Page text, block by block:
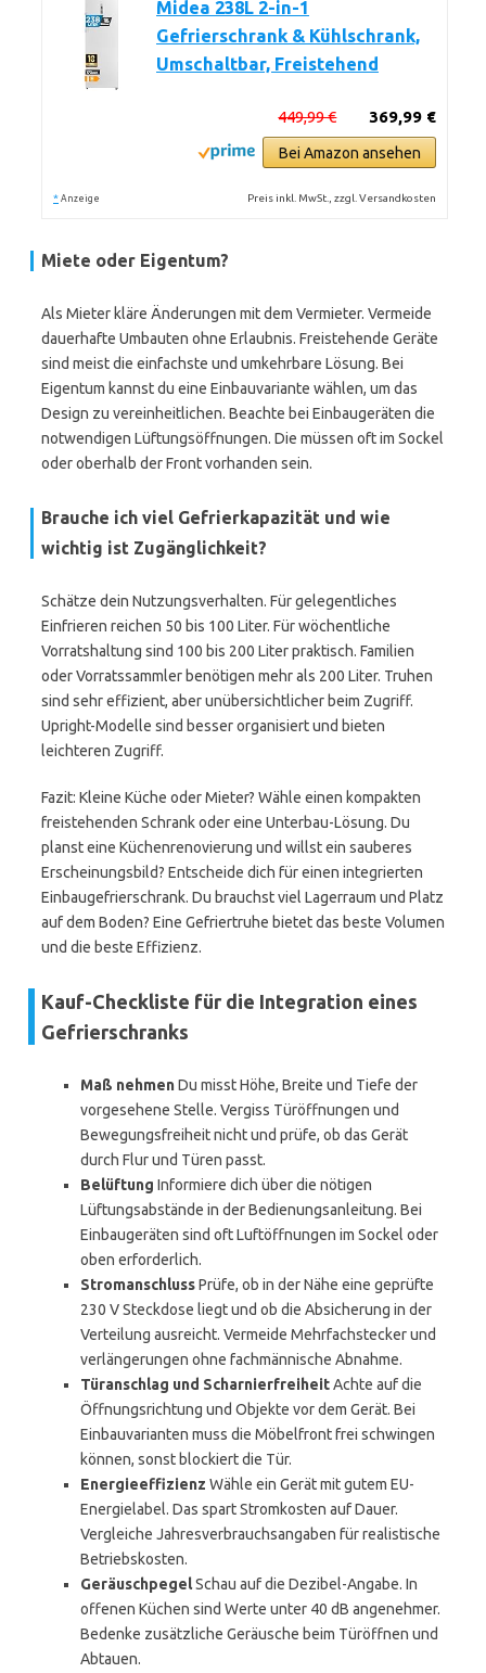
Midea 238L 2-in-1
Gefrierschrank & Kühlschrank,
Umschaltbar, Freistehend
369,99 €
449,99 €
Bei Amazon ansehen
* Anzeige Preis inkl. MwSt., zzgl. Versandkosten
Miete oder Eigentum?
Als Mieter kläre Änderungen mit dem Vermieter. Vermeide
dauerhafte Umbauten ohne Erlaubnis. Freistehende Geräte
sind meist die einfachste und umkehrbare Lösung. Bei
Eigentum kannst du eine Einbauvariante wählen, um das
Design zu vereinheitlichen. Beachte bei Einbaugeräten die
notwendigen Lüftungsöffnungen. Die müssen oft im Sockel
oder oberhalb der Front vorhanden sein.
Brauche ich viel Gefrierkapazität und wie
wichtig ist Zugänglichkeit?
Schätze dein Nutzungsverhalten. Für gelegentliches
Einfrieren reichen 50 bis 100 Liter. Für wöchentliche
Vorratshaltung sind 100 bis 200 Liter praktisch. Familien
oder Vorratssammler benötigen mehr als 200 Liter. Truhen
sind sehr effizient, aber unübersichtlicher beim Zugriff.
Upright-Modelle sind besser organisiert und bieten
leichteren Zugriff.
Fazit: Kleine Küche oder Mieter? Wähle einen kompakten
freistehenden Schrank oder eine Unterbau-Lösung. Du
planst eine Küchenrenovierung und willst ein sauberes
Erscheinungsbild? Entscheide dich für einen integrierten
Einbaugefrierschrank. Du brauchst viel Lagerraum und Platz
auf dem Boden? Eine Gefriertruhe bietet das beste Volumen
und die beste Effizienz.
Kauf-Checkliste für die Integration eines
Gefrierschranks
Maß nehmenDu misst Höhe, Breite und Tiefe der
vorgesehene Stelle. Vergiss Türöffnungen und
Bewegungsfreiheit nicht und prüfe, ob das Gerät
durch Flur und Türen passt.
Belüftung Informiere dich über die nötigen
Lüftungsabstände in der Bedienungsanleitung. Bei
Einbaugeräten sind oft Luftöffnungen im Sockel oder
oben erforderlich.
StromanschlussPrüfe, ob in der Nähe eine geprüfte
230 V Steckdose liegt und ob die Absicherung in der
Verteilung ausreicht. Vermeide Mehrfachstecker und
verlängerungen ohne fachmännische Abnahme.
Türanschlag und ScharnierfreiheitAchte auf die
Öffnungsrichtung und Objekte vor dem Gerät. Bei
Einbauvarianten muss die Möbelfront frei schwingen
können, sonst blockiert die Tür.
Energieeffizienz Wähle ein Gerät mit gutem EU-
Energielabel. Das spart Stromkosten auf Dauer.
Vergleiche Jahresverbrauchsangaben für realistische
Betriebskosten.
GeräuschpegelSchau auf die Dezibel-Angabe. In
offenen Küchen sind Werte unter 40 dB angenehmer.
Bedenke zusätzliche Geräusche beim Türöffnen und
Abtauen.